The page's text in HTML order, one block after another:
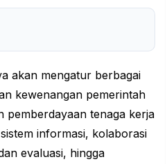
akan mengatur berbagai
kewenangan pemerintah
pemberdayaan tenaga kerja
informasi, kolaborasi
evaluasi, hingga